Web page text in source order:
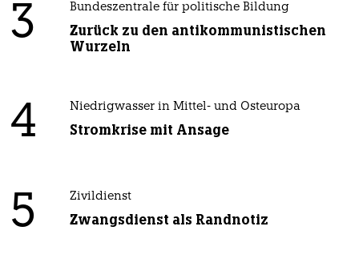
3 Bundeszentrale für politische Bildung
Zurück zu den antikommunistischen
Wurzeln
4 Niedrigwasser in Mittel- und Osteuropa
Stromkrise mit Ansage
5 Zivildienst
Zwangsdienst als Randnotiz